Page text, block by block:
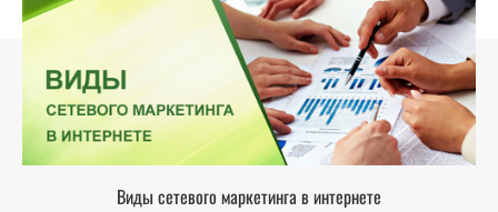
Виды сетевого маркетинга в интернете